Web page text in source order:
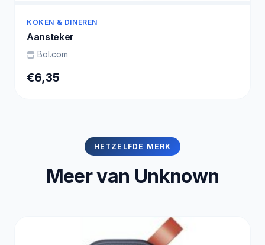
KOKEN & DINEREN
Aansteker
Bol.com
€6,35
HETZELFDE MERK
Meer van Unknown